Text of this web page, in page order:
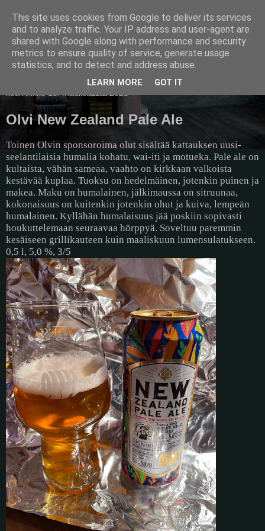
Pullollinen
keskiviikko 15. maaliskuuta 2023
Olvi New Zealand Pale Ale
Toinen Olvin sponsoroima olut sisältää kattauksen uusi-
seelantilaisia humalia kohatu, wai-iti ja motueka. Pale ale on
kultaista, vähän sameaa, vaahto on kirkkaan valkoista
kestävää kuplaa. Tuoksu on hedelmäinen, jotenkin puinen ja
makea. Maku on humalainen, jälkimaussa on sitruunaa,
kokonaisuus on kuitenkin jotenkin ohut ja kuiva, lempeän
humalainen. Kyllähän humalaisuus jää poskiin sopivasti
houkuttelemaan seuraavaa hörppyä. Soveltuu paremmin
kesäiseen grillikauteen kuin maaliskuun lumensulatukseen.
0,5 l, 5,0 %, 3/5
This site uses cookies from Google to deliver its services
and to analyze traffic. Your IP address and user-agent are
shared with Google along with performance and security
metrics to ensure quality of service, generate usage
statistics, and to detect and address abuse.
LEARN MORE GOT IT